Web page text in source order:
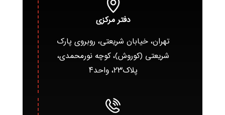
دفتر مرکزی
تهران، خیابان شریعتی، روبروی پارک
شریعتی (کوروش)، کوچه نورمحمدی،
پلاک۲۳، واحد۴